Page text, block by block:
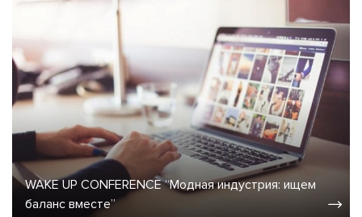
WAKE UP CONFERENCE “Модная индустрия: ищем
баланс вместе”